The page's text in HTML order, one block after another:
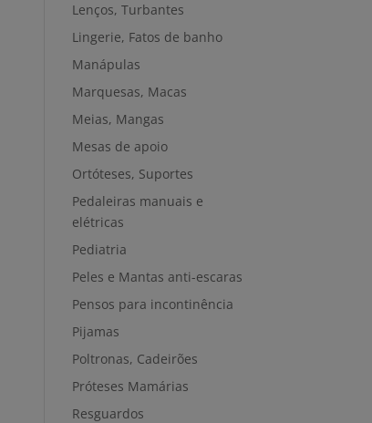
Lenços, Turbantes
Lingerie, Fatos de banho
Manápulas
Marquesas, Macas
Meias, Mangas
Mesas de apoio
Ortóteses, Suportes
Pedaleiras manuais e
elétricas
Pediatria
Peles e Mantas anti-escaras
Pensos para incontinência
Pijamas
Poltronas, Cadeirões
Próteses Mamárias
Resguardos